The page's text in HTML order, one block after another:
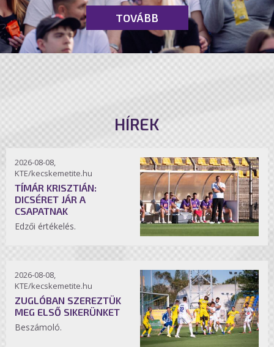
TOVÁBB
HÍREK
2026-08-08,
KTE/kecskemetite.hu
TÍMÁR KRISZTIÁN:
DICSÉRET JÁR A
CSAPATNAK
Edzői értékelés.
2026-08-08,
KTE/kecskemetite.hu
ZUGLÓBAN SZEREZTÜK
MEG ELSŐ SIKERÜNKET
Beszámoló.